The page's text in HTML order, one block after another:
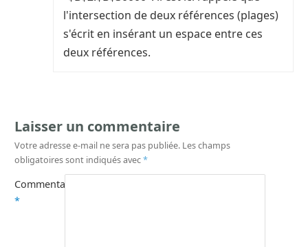
l'intersection de deux références (plages)
s'écrit en insérant un espace entre ces
deux références.
Laisser un commentaire
Votre adresse e-mail ne sera pas publiée. Les champs
obligatoires sont indiqués avec*
Commentaire
*